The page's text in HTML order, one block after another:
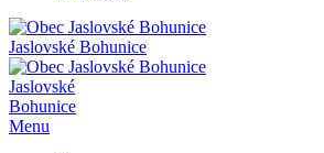
Jaslovské Bohunice
Jaslovské
Bohunice
Menu